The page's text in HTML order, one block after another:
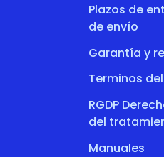
Plazos de
de envío
Garantía y
Terminos
RGDP
del
Manuales